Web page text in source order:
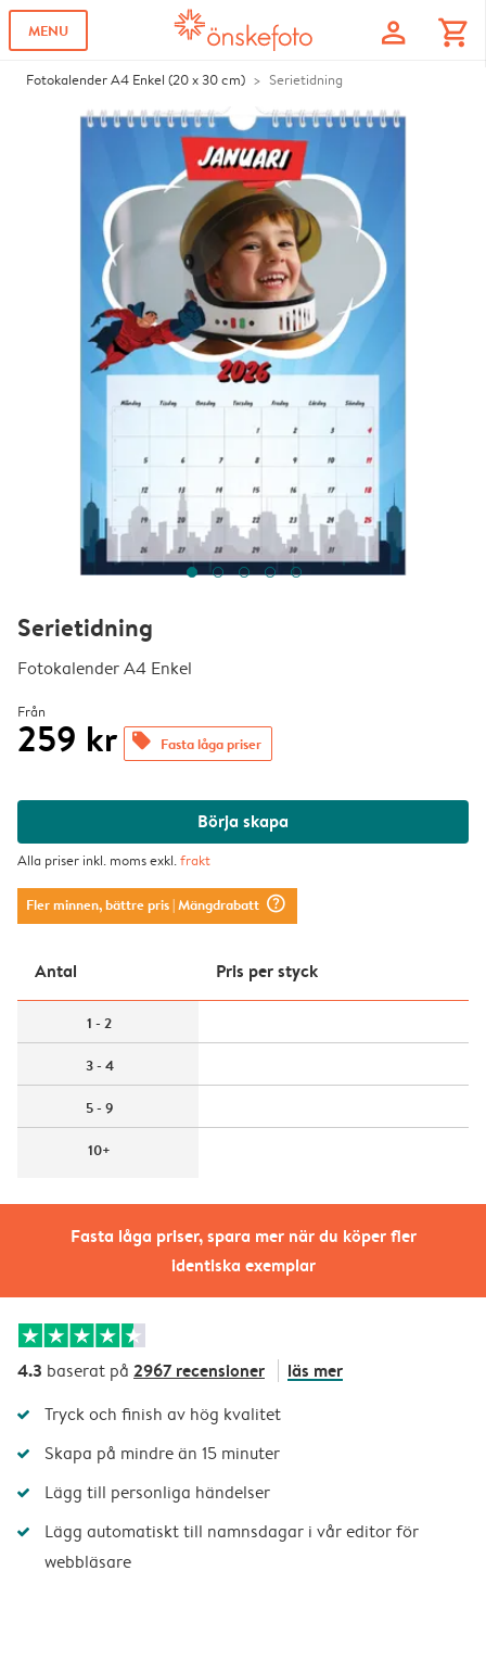
MENU profile shopping_cart
Fotokalender A4 Enkel (20 x 30 cm) Serietidning
Fasta låga priser, spara mer när du köper fler
identiska exemplar
Serietidning
Fotokalender A4 Enkel
Från
259 kr offers Fasta låga priser
Börja skapa
Alla priser inkl. moms exkl.frakt
Fler minnen, bättre pris| Mängdrabatt question_mark_circle
Antal Pris per styck
1 - 2
3 - 4
5 - 9
10+
4.3 baserat på 2967 recensioner läs mer
Tryck och finish av hög kvalitet
Skapa på mindre än 15 minuter
Lägg till personliga händelser
Lägg automatiskt till namnsdagar i vår editor för
webbläsare